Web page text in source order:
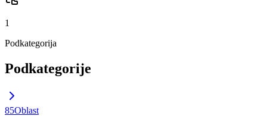
1
Podkategorija
Podkategorije
85Oblast